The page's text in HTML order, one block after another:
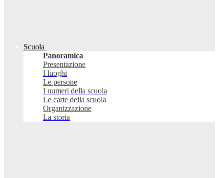
Scuola
Panoramica
Presentazione
I luoghi
Le persone
I numeri della scuola
Le carte della scuola
Organizzazione
La storia